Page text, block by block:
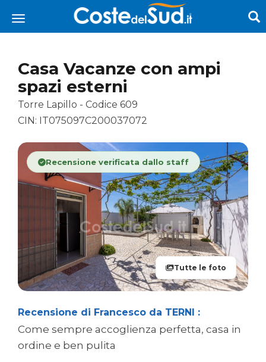
Casa Vacanze con ampi
spazi esterni
Torre Lapillo - Codice 609
CIN: IT075097C200037072
Recensione verificata dallo staff
Tutte le foto
Recensione di Francesco da TERNI :
Come sempre accoglienza perfetta, casa in
ordine e ben pulita